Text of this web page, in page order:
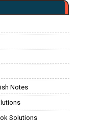
Notes
Solutions